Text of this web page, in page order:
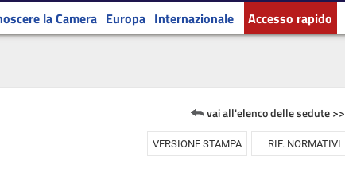
la Camera Europa Internazionale Accesso rapido
vai all'elenco delle sedute >>
VERSIONE STAMPA RIF. NORMATIVI